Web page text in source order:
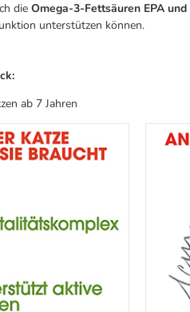
die Omega-3-Fettsäuren EPA
unterstützen können.
ab 7 Jahren